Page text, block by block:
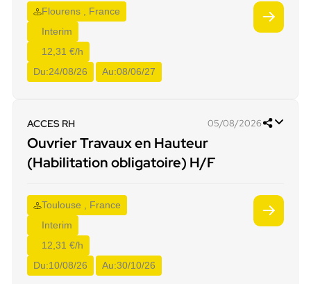
Flourens , France
Interim
12,31 €/h
Du:24/08/26 Au:08/06/27
ACCES RH 05/08/2026
Ouvrier Travaux en Hauteur
(Habilitation obligatoire) H/F
Toulouse , France
Interim
12,31 €/h
Du:10/08/26 Au:30/10/26